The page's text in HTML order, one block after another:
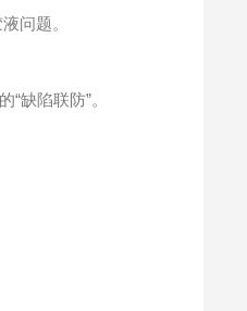
问题。
缺陷联防”。